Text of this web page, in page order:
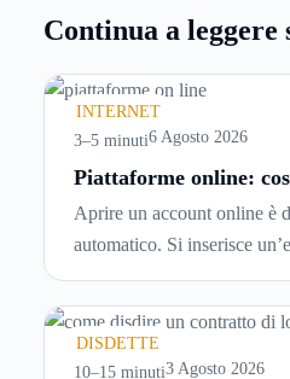
Continua a leggere
INTERNET
3–5 minuti6 Agosto 2026
Piattaforme online:
prima di iscriversi e
tempo reale
Aprire un account online è
automatico. Si inserisce
password, si accetta una
leggerle davvero. Tutto
spesso senza che ci si fermi
entrando.
DISDETTE
10–15 minuti3 Agosto 2026